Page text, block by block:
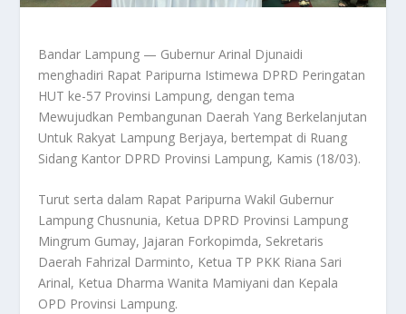
Bandar Lampung — Gubernur Arinal Djunaidi
menghadiri Rapat Paripurna Istimewa DPRD Peringatan
HUT ke-57 Provinsi Lampung, dengan tema
Mewujudkan Pembangunan Daerah Yang Berkelanjutan
Untuk Rakyat Lampung Berjaya, bertempat di Ruang
Sidang Kantor DPRD Provinsi Lampung, Kamis (18/03).
Turut serta dalam Rapat Paripurna Wakil Gubernur
Lampung Chusnunia, Ketua DPRD Provinsi Lampung
Mingrum Gumay, Jajaran Forkopimda, Sekretaris
Daerah Fahrizal Darminto, Ketua TP PKK Riana Sari
Arinal, Ketua Dharma Wanita Mamiyani dan Kepala
OPD Provinsi Lampung.